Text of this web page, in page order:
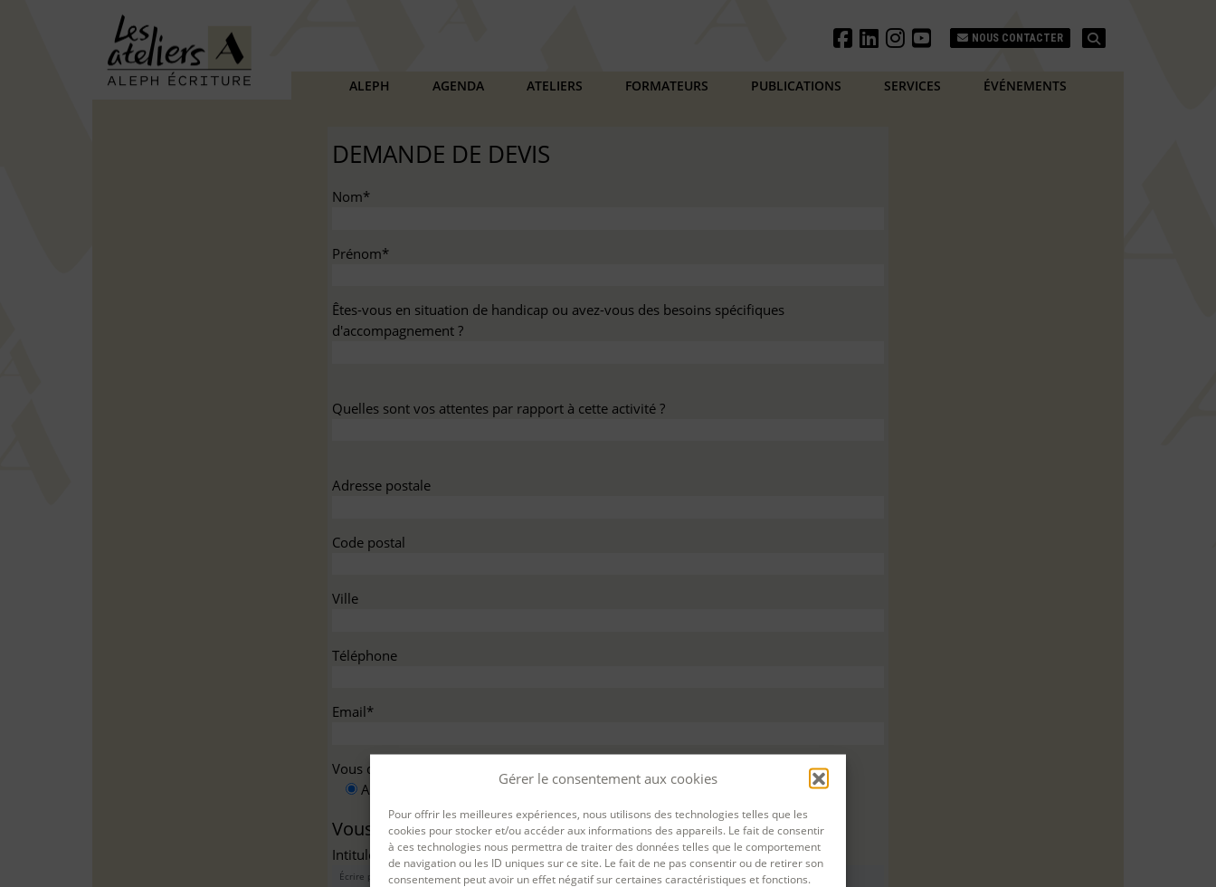
Gérer le consentement aux cookies
Pour offrir les meilleures expériences, nous utilisons des technologies telles que les
cookies pour stocker et/ou accéder aux informations des appareils. Le fait de consentir
à ces technologies nous permettra de traiter des données telles que le comportement
de navigation ou les ID uniques sur ce site. Le fait de ne pas consentir ou de retirer son
consentement peut avoir un effet négatif sur certaines caractéristiques et fonctions.
NOUS CONTACTER
ALEPH AGENDA ATELIERS FORMATEURS PUBLICATIONS SERVICES ÉVÉNEMENTS
DEMANDE DE DEVIS
Nom*
Prénom*
Êtes-vous en situation de handicap ou avez-vous des besoins spécifiques
d'accompagnement ?
Quelles sont vos attentes par rapport à cette activité ?
Adresse postale
Code postal
Ville
Téléphone
Email*
Vous demandez ce devis :
A titre personnel
Pour bénéficier d’un financement
Vous souhaitez vous inscrire à :
Intitulé(s)*